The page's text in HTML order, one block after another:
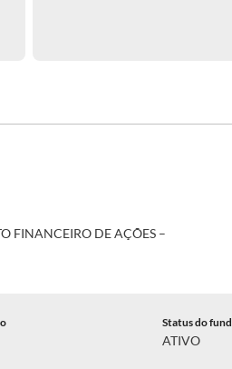
FINANCEIRO DE AÇÕES –
Status do
ATIVO